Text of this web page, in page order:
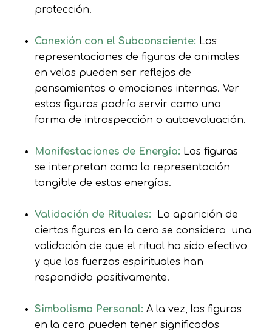
protección.
Conexión con el Subconsciente: Las
representaciones de figuras de animales
en velas pueden ser reflejos de
pensamientos o emociones internas. Ver
estas figuras podría servir como una
forma de introspección o autoevaluación.
Manifestaciones de Energía: Las figuras
se interpretan como la representación
tangible de estas energías.
Validación de Rituales: La aparición de
ciertas figuras en la cera se considera una
validación de que el ritual ha sido efectivo
y que las fuerzas espirituales han
respondido positivamente.
Simbolismo Personal: A la vez, las figuras
en la cera pueden tener significados